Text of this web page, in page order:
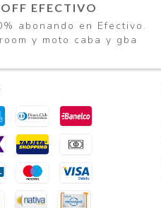
EFECTIVO
abonando en Efectivo.
y moto caba y gba